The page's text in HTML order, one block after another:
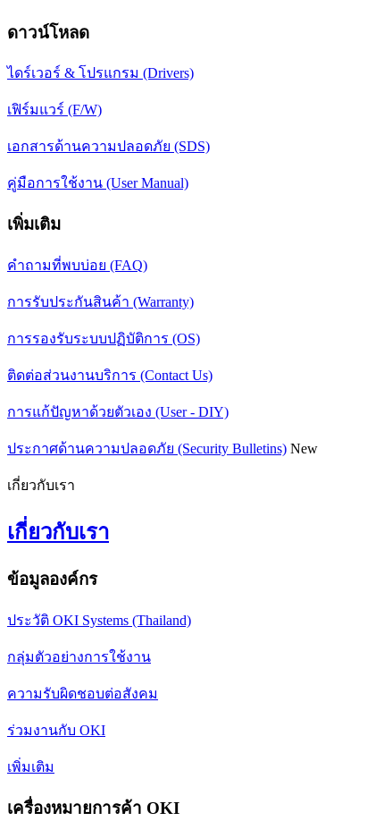
ดาวน์โหลด
ไดร์เวอร์ & โปรแกรม (Drivers)
เฟิร์มแวร์ (F/W)
เอกสารด้านความปลอดภัย (SDS)
คู่มือการใช้งาน (User Manual)
เพิ่มเติม
คำถามที่พบบ่อย (FAQ)
การรับประกันสินค้า (Warranty)
การรองรับระบบปฏิบัติการ (OS)
ติดต่อส่วนงานบริการ (Contact Us)
การแก้ปัญหาด้วยตัวเอง (User - DIY)
ประกาศด้านความปลอดภัย (Security Bulletins) New
เกี่ยวกับเรา
เกี่ยวกับเรา
ข้อมูลองค์กร
ประวัติ OKI Systems (Thailand)
กลุ่มตัวอย่างการใช้งาน
ความรับผิดชอบต่อสังคม
ร่วมงานกับ OKI
เพิ่มเติม
เครื่องหมายการค้า OKI